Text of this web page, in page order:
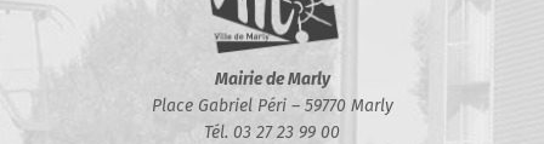
Mairie de Marly
Place Gabriel Péri – 59770 Marly
Tél. 03 27 23 99 00